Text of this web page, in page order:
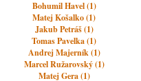
Bohumil Havel (1)
Matej Košalko (1)
Jakub Petráš (1)
Tomas Pavelka (1)
Andrej Majerník (1)
Marcel Ružarovský (1)
Matej Gera (1)